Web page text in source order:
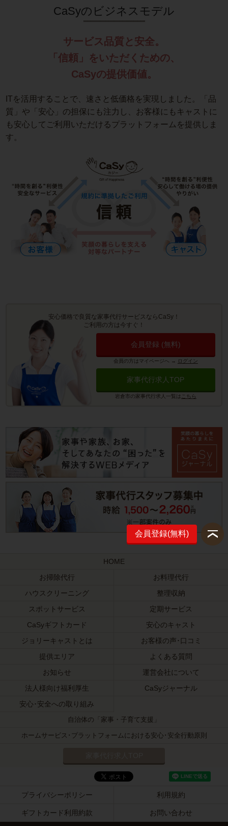
CaSyのビジネスモデル
サービス品質と安全。
「信頼」をいただくための、
CaSyの提供価値。
ITを活用することで、速さと低価格を実現しました。「品
質」や「安心」の担保にも注力し、お客様にもキャストに
も安心してご利用いただけるプラットフォームを提供しま
す。
安心価格で良質な家事代行サービスならCaSy！
ご利用の方は今すぐ！
会員登録 (無料)
会員の方はマイページへ → ログイン
家事代行求人TOP
岩倉市の家事代行求人一覧は こちら
会員登録(無料)
HOME
お掃除代行
お料理代行
ハウスクリーニング
整理収納
スポットサービス
定期サービス
CaSyギフトカード
安心のキャスト
ジョリーキャストとは
お客様の声･口コミ
提供エリア
よくある質問
お知らせ
運営会社について
法人様向け福利厚生
CaSyジャーナル
安心･安全への取り組み
自治体の「家事・子育て支援」
ホームサービス･プラットフォームにおける安心･安全行動原則
プライバシーポリシー 利用規約
ギフトカード利用約款 お問い合わせ